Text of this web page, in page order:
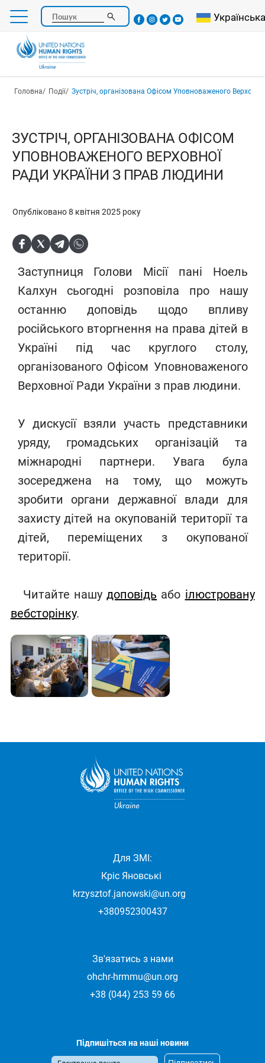
Перейти
основного
Пошук Select your
Українська
Рядок навіґації
Головна Події Зустріч, організована Офісом Уповноваженого Верховної Ради України з
ЗУСТРІЧ, ОРГАНІЗОВАНА ОФІСОМ
УПОВНОВАЖЕНОГО ВЕРХОВНОЇ
РАДИ УКРАЇНИ З ПРАВ ЛЮДИНИ
Опубліковано 8 квітня 2025 року
Заступниця Голови Місії пані Ноель
Калхун сьогодні розповіла про нашу
останню доповідь щодо впливу
російського вторгнення на права дітей в
Україні під час круглого столу,
організованого Офісом Уповноваженого
Верховної Ради України з прав людини.
У дискусії взяли участь представники
уряду, громадських організацій та
міжнародні партнери. Увага була
зосереджена на тому, що можуть
зробити органи державної влади для
захисту дітей на окупованій території та
дітей, переміщених з окупованої
території.
Читайте нашyдоповідь або ілюстровану
вебсторінку.
Для ЗМІ:
Кріс Яновські
krzysztof.janowski@un.org
+380952300437
Зв'язатись з нами
ohchr-hrmmu@un.org
+38 (044) 253 59 66
Підпишіться на наші новини